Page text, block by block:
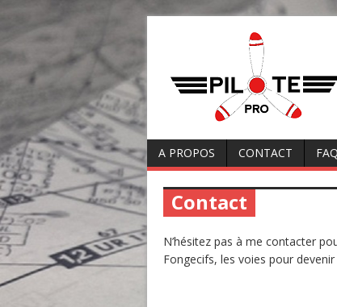
A PROPOS CONTACT FAQ
Contact
N’hésitez pas à me contacter
Fongecifs, les voies pour